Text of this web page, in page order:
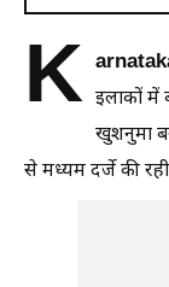
K इलाकों में
खुशनुमा
से मध्यम दर्जे की